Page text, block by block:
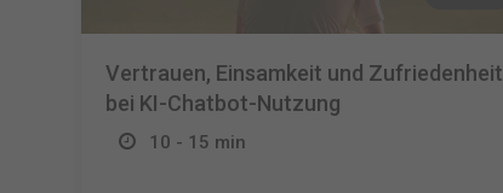
Vertrauen, Einsamkeit und Zufriedenheit
bei KI-Chatbot-Nutzung
10 - 15 min